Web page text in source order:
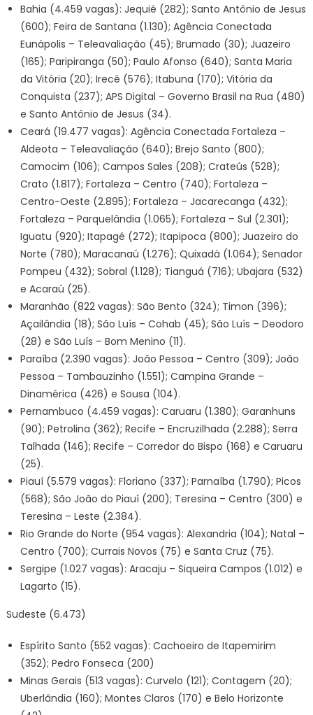
Bahia (4.459 vagas): Jequié (282); Santo Antônio de Jesus
(600); Feira de Santana (1.130); Agência Conectada
Eunápolis – Teleavaliação (45); Brumado (30); Juazeiro
(165); Paripiranga (50); Paulo Afonso (640); Santa Maria
da Vitória (20); Irecê (576); Itabuna (170); Vitória da
Conquista (237); APS Digital – Governo Brasil na Rua (480)
e Santo Antônio de Jesus (34).
Ceará (19.477 vagas): Agência Conectada Fortaleza –
Aldeota – Teleavaliação (640); Brejo Santo (800);
Camocim (106); Campos Sales (208); Crateús (528);
Crato (1.817); Fortaleza – Centro (740); Fortaleza –
Centro-Oeste (2.895); Fortaleza – Jacarecanga (432);
Fortaleza – Parquelândia (1.065); Fortaleza – Sul (2.301);
Iguatu (920); Itapagé (272); Itapipoca (800); Juazeiro do
Norte (780); Maracanaú (1.276); Quixadá (1.064); Senador
Pompeu (432); Sobral (1.128); Tianguá (716); Ubajara (532)
e Acaraú (25).
Maranhão (822 vagas): São Bento (324); Timon (396);
Açailândia (18); São Luís – Cohab (45); São Luís – Deodoro
(28) e São Luís – Bom Menino (11).
Paraíba (2.390 vagas): João Pessoa – Centro (309); João
Pessoa – Tambauzinho (1.551); Campina Grande –
Dinamérica (426) e Sousa (104).
Pernambuco (4.459 vagas): Caruaru (1.380); Garanhuns
(90); Petrolina (362); Recife – Encruzilhada (2.288); Serra
Talhada (146); Recife – Corredor do Bispo (168) e Caruaru
(25).
Piauí (5.579 vagas): Floriano (337); Parnaíba (1.790); Picos
(568); São João do Piauí (200); Teresina – Centro (300) e
Teresina – Leste (2.384).
Rio Grande do Norte (954 vagas): Alexandria (104); Natal –
Centro (700); Currais Novos (75) e Santa Cruz (75).
Sergipe (1.027 vagas): Aracaju – Siqueira Campos (1.012) e
Lagarto (15).
Sudeste (6.473)
Espírito Santo (552 vagas): Cachoeiro de Itapemirim
(352); Pedro Fonseca (200)
Minas Gerais (513 vagas): Curvelo (121); Contagem (20);
Uberlândia (160); Montes Claros (170) e Belo Horizonte